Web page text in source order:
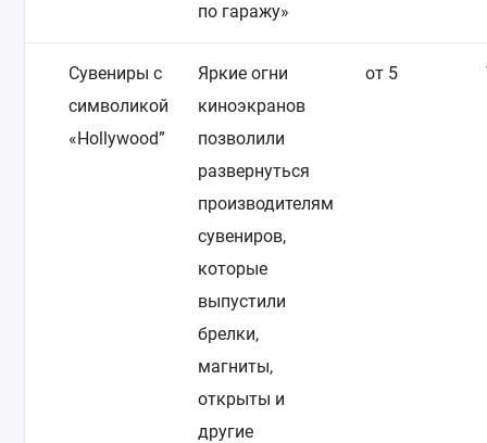
по гаражу»
Сувениры с
символикой
«Hollywood”
Яркие огни
киноэкранов
позволили
развернуться
производителям
сувениров,
которые
выпустили
брелки,
магниты,
открыты и
другие
от 5